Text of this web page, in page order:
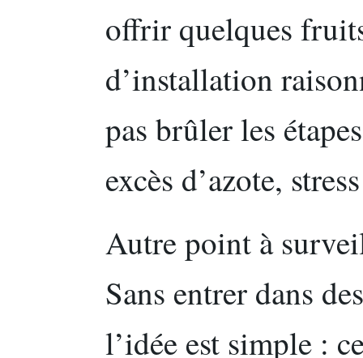
offrir quelques
d’installation
pas brûler les
excès d’azote,
Autre point à
Sans entrer dans
l’idée est simple :